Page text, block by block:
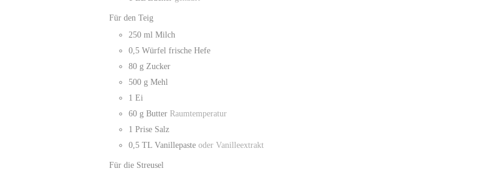
Für den Teig
250 ml Milch
0,5 Würfel frische Hefe
80 g Zucker
500 g Mehl
1 Ei
60 g Butter Raumtemperatur
1 Prise Salz
0,5 TL Vanillepaste oder Vanilleextrakt
Für die Streusel